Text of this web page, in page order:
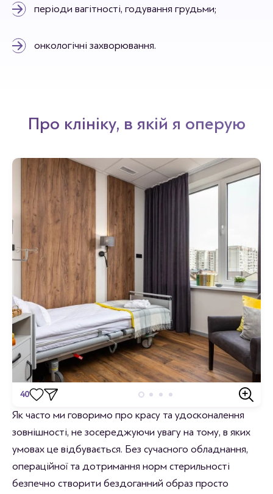
періоди вагітності, годування грудьми;
онкологічні захворювання.
Про клініку, в якій я оперую
40
Відгуки
Станьте першим хто залишить відгук.
Як часто ми говоримо про красу та удосконалення
зовнішності, не зосереджуючи увагу на тому, в яких
умовах це відбувається. Без сучасного обладнання,
операційної та дотримання норм стерильності
безпечно створити бездоганний образ просто